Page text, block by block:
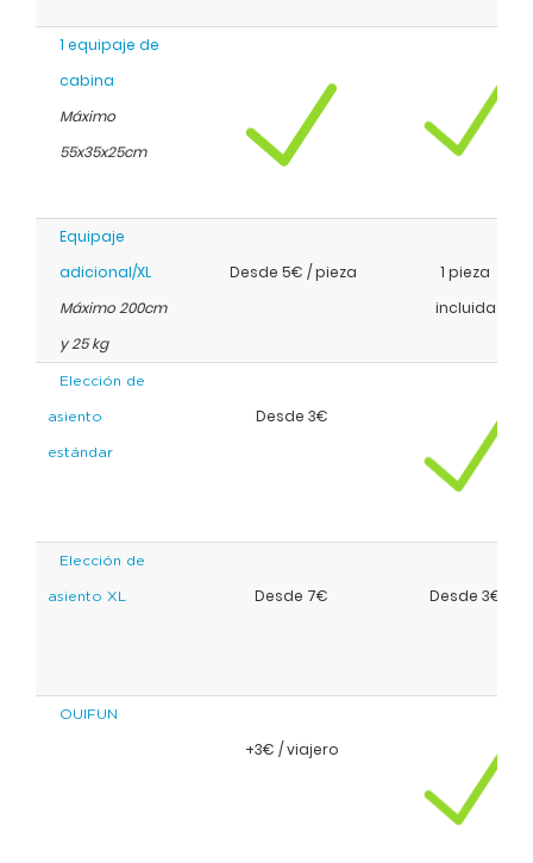
1 equipaje de
cabina
Máximo
55x35x25cm
Equipaje
adicional/XL
Máximo 200cm
y 25 kg
Desde 5€ / pieza
1 pieza
incluida
Elección de
asiento
estándar
Desde 3€
Elección de
asiento XL Desde 7€ Desde 3€
OUIFUN
+3€ / viajero